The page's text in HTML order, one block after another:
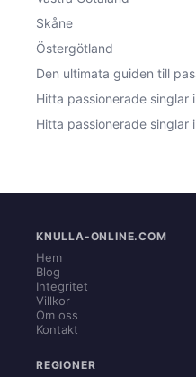
Skåne
Östergötland
Den ultimata guiden till
Hitta passionerade singlar
Hitta passionerade singlar
KNULLA-ONLINE.COM
Hem
Blog
Integritet
Villkor
Om oss
Kontakt
REGIONER